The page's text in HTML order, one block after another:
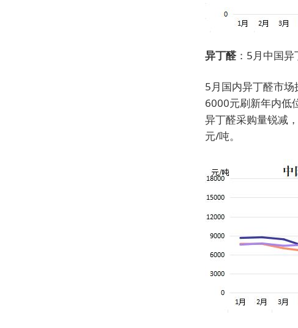
异丁醛：5月中国异
5月国内异丁醛市
6000元刷新年内低
异丁醛采购量锐减
元/吨。